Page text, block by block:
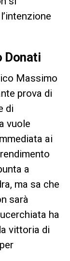
Donati
Massimo
prova di
di
vuole
ai
a
ma sa che
sarà
ha
vittoria di